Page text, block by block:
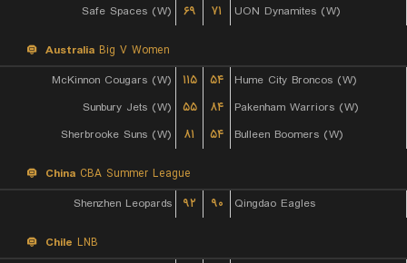
Safe Spaces (W)
۶۹ ۷۱ UON Dynamites (W)
Australia Big V Women
McKinnon Cougars (W)
۱۱۵ ۵۴
Hume City Broncos (W)
Sunbury Jets (W)
۵۵ ۸۴
Pakenham Warriors (W)
Sherbrooke Suns (W)
۸۱ ۵۴ Bulleen Boomers (W)
China CBA Summer League
Shenzhen Leopards
۹۲ ۹۰ Qingdao Eagles
Chile LNB